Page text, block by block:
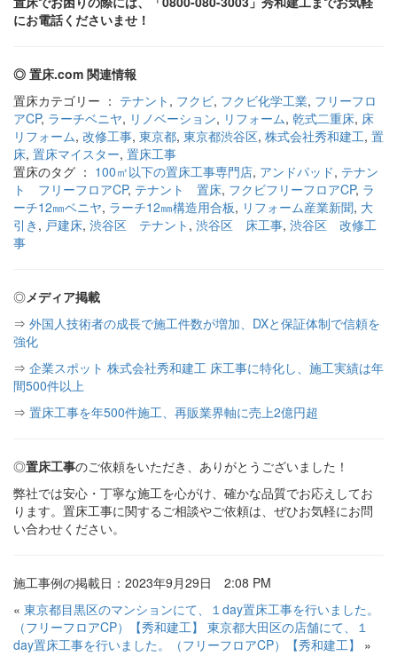
にお電話くださいませ！
◎ 置床.com 関連情報
置床カテゴリー ： テナント , フクビ, フクビ化学工業, フリーフロ
アCP, ラーチベニヤ, リノベーション, リフォーム, 乾式二重床, 床
リフォーム, 改修工事, 東京都, 東京都渋谷区, 株式会社秀和建工, 置
床, 置床マイスター, 置床工事
置床のタグ ： 100㎡以下の置床工事専門店, アンドパッド, テナン
ト フリーフロアCP, テナント 置床, フクビフリーフロアCP, ラ
ーチ12㎜ベニヤ, ラーチ12㎜構造用合板, リフォーム産業新聞, 大
引き , 戸建床, 渋谷区 テナント , 渋谷区 床工事, 渋谷区 改修工
事
◎メディア掲載
⇒ 外国人技術者の成長で施工件数が増加、DXと保証体制で信頼を
強化
⇒ 企業スポット 株式会社秀和建工 床工事に特化し、施工実績は年
間500件以上
⇒ 置床工事を年500件施工、再販業界軸に売上2億円超
◎置床工事のご依頼をいただき、ありがとうございました！
弊社では安心・丁寧な施工を心がけ、確かな品質でお応えしてお
ります。置床工事に関するご相談やご依頼は、ぜひお気軽にお問
い合わせください。
施工事例の掲載日：2023年9月29日 2:08 PM
« 東京都目黒区のマンションにて、１day置床工事を行いました。
（フリーフロアCP）【秀和建工】 東京都大田区の店舗にて、１
day置床工事を行いました。（フリーフロアCP）【秀和建工】
»